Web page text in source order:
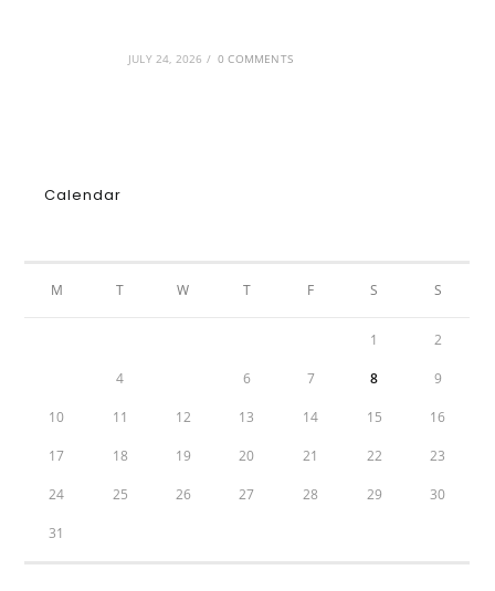
JULY 24, 2026 / 0 COMMENTS
Calendar
M T W T F S S
1 2
4 6 7 8 9
10 11 12 13 14 15 16
17 18 19 20 21 22 23
24 25 26 27 28 29 30
31